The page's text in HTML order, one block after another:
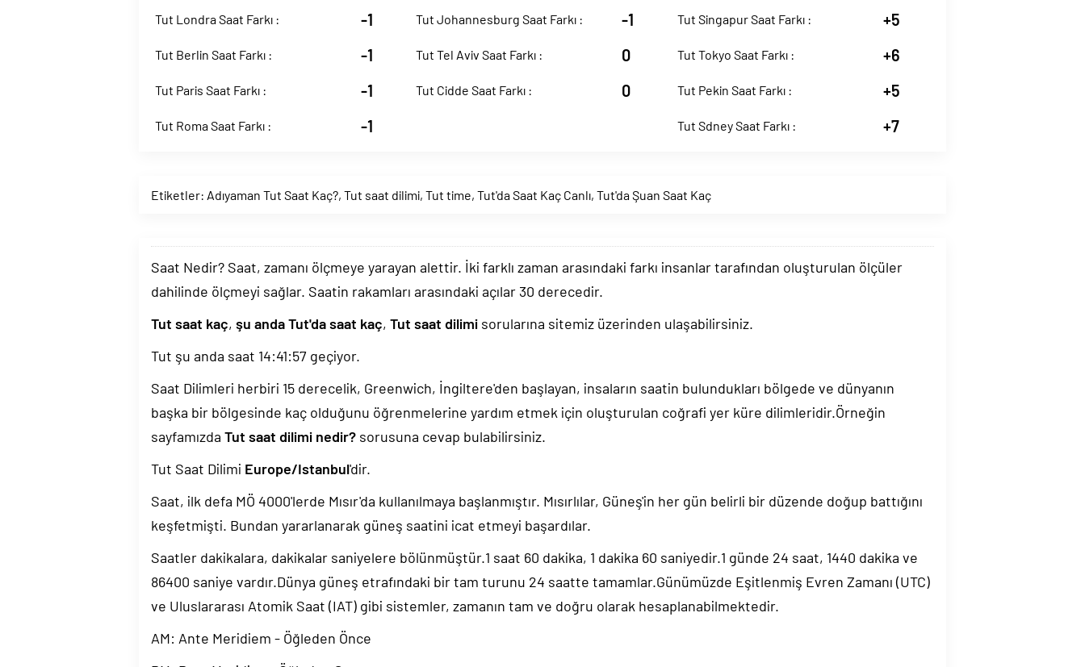
Tut Londra Saat Farkı : -1
Tut Berlin Saat Farkı : -1
Tut Paris Saat Farkı : -1
Tut Roma Saat Farkı : -1
Tut Johannesburg Saat Farkı : -1
Tut Tel Aviv Saat Farkı : 0
Tut Cidde Saat Farkı : 0
Tut Singapur Saat Farkı : +5
Tut Tokyo Saat Farkı : +6
Tut Pekin Saat Farkı : +5
Tut Sdney Saat Farkı : +7
Etiketler: Adıyaman Tut Saat Kaç?, Tut saat dilimi, Tut time, Tut'da Saat Kaç Canlı, Tut'da Şuan Saat Kaç
Saat Nedir? Saat, zamanı ölçmeye yarayan alettir. İki farklı zaman arasındaki farkı insanlar tarafından oluşturulan ölçüler
dahilinde ölçmeyi sağlar. Saatin rakamları arasındaki açılar 30 derecedir.
Tut saat kaç, şu anda Tut'da saat kaç, Tut saat dilimi sorularına sitemiz üzerinden ulaşabilirsiniz.
Tut şu anda saat 14:41:58 geçiyor.
Saat Dilimleri herbiri 15 derecelik, Greenwich, İngiltere'den başlayan, insaların saatin bulundukları bölgede ve dünyanın
başka bir bölgesinde kaç olduğunu öğrenmelerine yardım etmek için oluşturulan coğrafi yer küre dilimleridir.Örneğin
sayfamızda Tut saat dilimi nedir? sorusuna cevap bulabilirsiniz.
Tut Saat Dilimi Europe/Istanbul'dir.
Saat, ilk defa MÖ 4000'lerde Mısır'da kullanılmaya başlanmıştır. Mısırlılar, Güneş'in her gün belirli bir düzende doğup battığını
keşfetmişti. Bundan yararlanarak güneş saatini icat etmeyi başardılar.
Saatler dakikalara, dakikalar saniyelere bölünmüştür.1 saat 60 dakika, 1 dakika 60 saniyedir.1 günde 24 saat, 1440 dakika ve
86400 saniye vardır.Dünya güneş etrafındaki bir tam turunu 24 saatte tamamlar.Günümüzde Eşitlenmiş Evren Zamanı (UTC)
ve Uluslararası Atomik Saat (IAT) gibi sistemler, zamanın tam ve doğru olarak hesaplanabilmektedir.
AM: Ante Meridiem - Öğleden Önce